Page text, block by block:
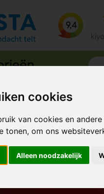
cookies
van cookies en
tonen, om ons
Alleen noodzakelijk
9,4
Fotomokken
mok
300 ml